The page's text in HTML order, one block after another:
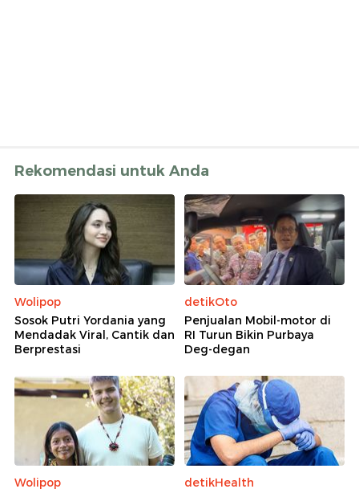
Rekomendasi untuk Anda
Wolipop
Sosok Putri Yordania yang
Mendadak Viral, Cantik dan
Berprestasi
detikOto
Penjualan Mobil-motor di
RI Turun Bikin Purbaya
Deg-degan
Wolipop
detikHealth